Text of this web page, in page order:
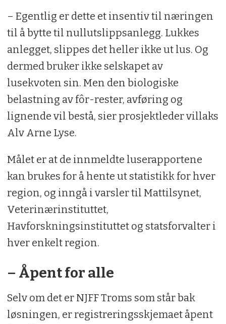
– Egentlig er dette et insentiv til næringen
til å bytte til nullutslippsanlegg. Lukkes
anlegget, slippes det heller ikke ut lus. Og
dermed bruker ikke selskapet av
lusekvoten sin. Men den biologiske
belastning av fôr-rester, avføring og
lignende vil bestå, sier prosjektleder villaks
Alv Arne Lyse.
Målet er at de innmeldte luserapportene
kan brukes for å hente ut statistikk for hver
region, og inngå i varsler til Mattilsynet,
Veterinærinstituttet,
Havforskningsinstituttet og statsforvalter i
hver enkelt region.
– Åpent for alle
Selv om det er NJFF Troms som står bak
løsningen, er registreringsskjemaet åpent